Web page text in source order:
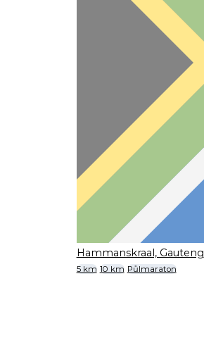
Hammanskraal, Gauteng
5 km 10 km Půlmaraton